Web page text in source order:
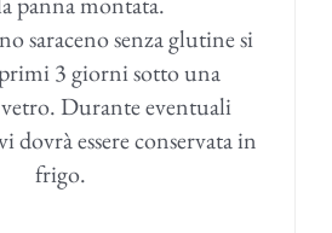
saraceno senza glutine si
3 giorni sotto una
Durante eventuali
dovrà essere conservata in
frigo.